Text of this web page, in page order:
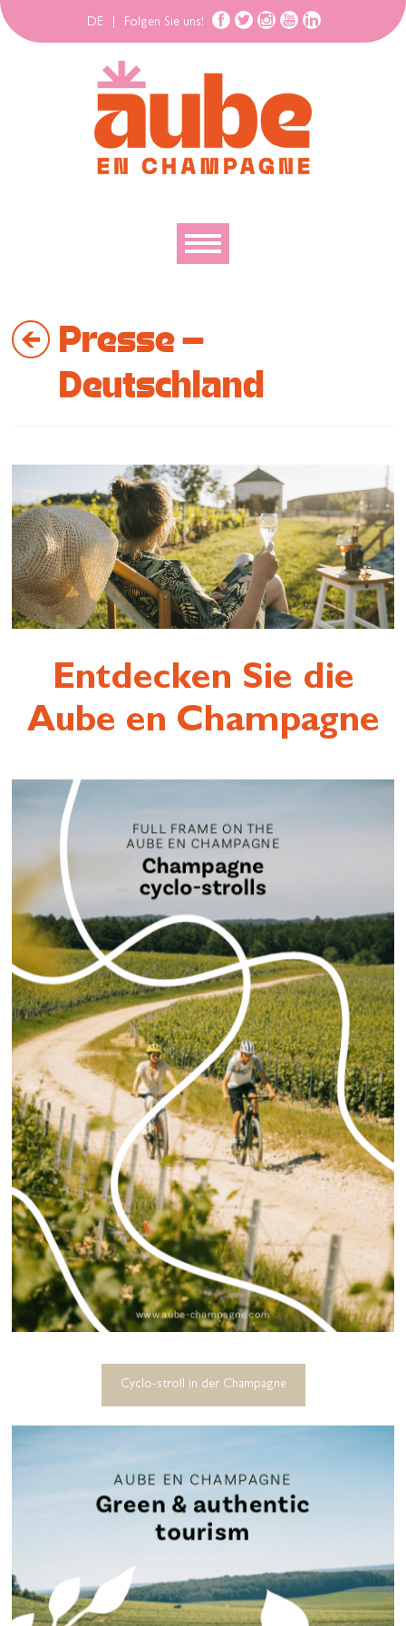
DE Folgen Sie uns!
Erforschen
Bewegen
Gehäuse
Lass dich inspirieren
Presse –
Deutschland
Entdecken Sie die
Aube en Champagne
Cyclo-stroll in der Champagne